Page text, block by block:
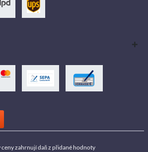
ceny zahrnují daň z přidané hodnoty